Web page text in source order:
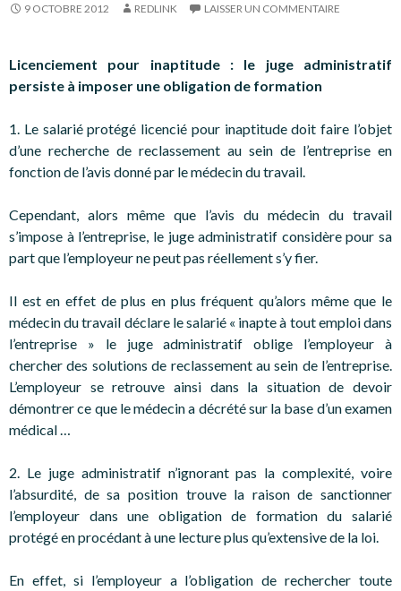
9 OCTOBRE 2012 REDLINK LAISSER UN COMMENTAIRE
Licenciement pour inaptitude : le juge administratif
persiste à imposer une obligation de formation
1. Le salarié protégé licencié pour inaptitude doit faire l’objet
d’une recherche de reclassement au sein de l’entreprise en
fonction de l’avis donné par le médecin du travail.
Cependant, alors même que l’avis du médecin du travail
s’impose à l’entreprise, le juge administratif considère pour sa
part que l’employeur ne peut pas réellement s’y fier.
Il est en effet de plus en plus fréquent qu’alors même que le
médecin du travail déclare le salarié « inapte à tout emploi dans
l’entreprise » le juge administratif oblige l’employeur à
chercher des solutions de reclassement au sein de l’entreprise.
L’employeur se retrouve ainsi dans la situation de devoir
démontrer ce que le médecin a décrété sur la base d’un examen
médical …
2. Le juge administratif n’ignorant pas la complexité, voire
l’absurdité, de sa position trouve la raison de sanctionner
l’employeur dans une obligation de formation du salarié
protégé en procédant à une lecture plus qu’extensive de la loi.
En effet, si l’employeur a l’obligation de rechercher toute